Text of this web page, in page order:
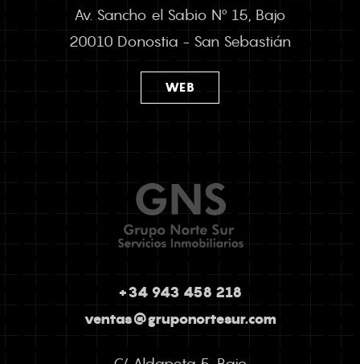
Av. Sancho el Sabio Nº 15, Bajo
20010 Donostia - San Sebastián
WEB
+34 943 458 218
ventas@gruponortesur.com